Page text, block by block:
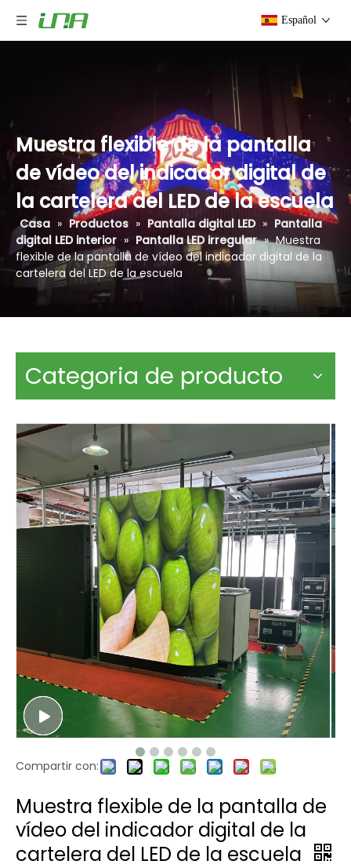
Español
Muestra flexible de la pantalla
de vídeo del indicador digital de
la cartelera del LED de la escuela
Casa » Productos » Pantalla digital LED » Pantalla
digital LED interior » Pantalla LED irregular » Muestra
flexible de la pantalla de vídeo del indicador digital de la
cartelera del LED de la escuela
Categoria de producto
Compartir con:
Muestra flexible de la pantalla de
vídeo del indicador digital de la
cartelera del LED de la escuela